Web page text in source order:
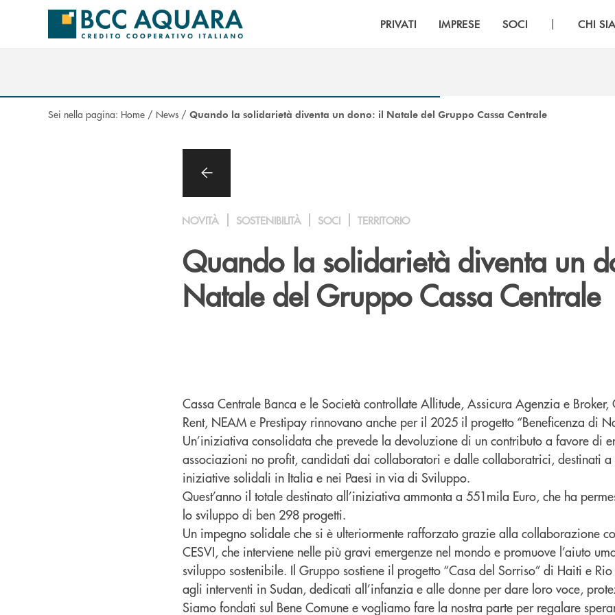
Salta al contenuto principale
PRIVATI IMPRESE SOCI | CHI
Sei nella pagina: Home / News / Quando la solidarietà diventa un dono: il Natale del Gruppo Cassa Centrale
NOVITÀ SOSTENIBILITÀ SOCI TERRITORIO
Quando la solidarietà diventa un
Natale del Gruppo Cassa Centrale
Cassa Centrale Banca e le Società controllate Allitude, Assicura Agenzia e Broker,
Rent, NEAM e Prestipay rinnovano anche per il 2025 il progetto “Beneficenza di
Un’iniziativa consolidata che prevede la devoluzione di un contributo a favore di
associazioni no profit, candidati dai collaboratori e dalle collaboratrici, destinati a
iniziative solidali in Italia e nei Paesi in via di Sviluppo.
Quest’anno il totale destinato all’iniziativa ammonta a 551mila Euro, che ha
lo sviluppo di ben 298 progetti.
Un impegno solidale che si è ulteriormente rafforzato grazie alla collaborazione
CESVI, che interviene nelle più gravi emergenze nel mondo e promuove l’aiuto
sviluppo sostenibile. Il Gruppo sostiene il progetto “Casa del Sorriso” di Haiti e
agli interventi in Sudan, dedicati all’infanzia e alle donne per dare loro voce,
Siamo fondati sul Bene Comune e vogliamo fare la nostra parte per regalare